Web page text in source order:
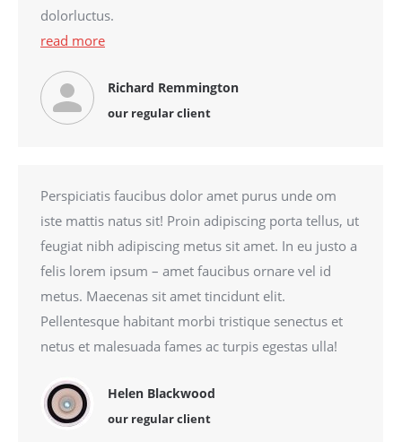
dolorluctus.
read more
Richard Remmington
our regular client
Perspiciatis faucibus dolor amet purus unde om
iste mattis natus sit! Proin adipiscing porta tellus, ut
feugiat nibh adipiscing metus sit amet. In eu justo a
felis lorem ipsum – amet faucibus ornare vel id
metus. Maecenas sit amet tincidunt elit.
Pellentesque habitant morbi tristique senectus et
netus et malesuada fames ac turpis egestas ulla!
Helen Blackwood
our regular client